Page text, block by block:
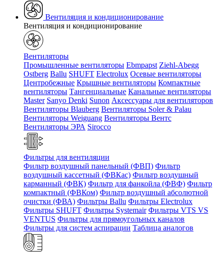
Вентиляция и кондиционирование
Вентиляция и кондиционирование
Вентиляторы
Промышленные вентиляторы Ebmpapst Ziehl-Abegg
Ostberg Ballu SHUFT Electrolux Осевые вентиляторы
Центробежные Крышные вентиляторы Компактные
вентиляторы Тангенциальные Канальные вентиляторы
Master Sanyo Denki Sunon Аксессуары для вентиляторов
Вентиляторы Blauberg Вентиляторы Soler & Palau
Вентиляторы Weiguang Вентиляторы Вентс
Вентиляторы ЭРА Sirocco
Фильтры для вентиляции
Фильтр воздушный панельный (ФВП) Фильтр
воздушный кассетный (ФВКас) Фильтр воздушный
карманный (ФВК) Фильтр для фанкойла (ФВФ) Фильтр
компактный (ФВКом) Фильтр воздушный абсолютной
очистки (ФВА) Фильтры Ballu Фильтры Electrolux
Фильтры SHUFT Фильтры Systemair Фильтры VTS VS
VENTUS Фильтры для прямоугольных каналов
Фильтры для систем аспирации Таблица аналогов